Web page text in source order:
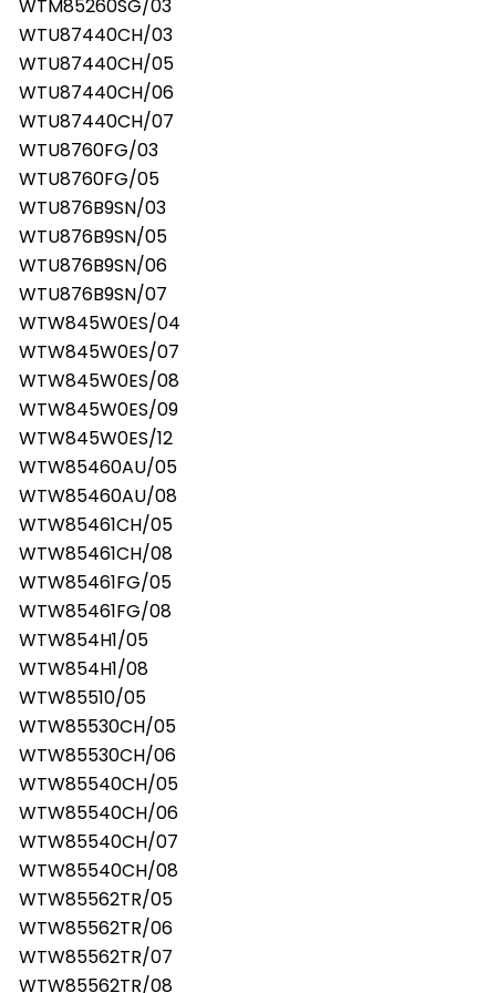
WTM85260SG/03
WTU87440CH/03
WTU87440CH/05
WTU87440CH/06
WTU87440CH/07
WTU8760FG/03
WTU8760FG/05
WTU876B9SN/03
WTU876B9SN/05
WTU876B9SN/06
WTU876B9SN/07
WTW845W0ES/04
WTW845W0ES/07
WTW845W0ES/08
WTW845W0ES/09
WTW845W0ES/12
WTW85460AU/05
WTW85460AU/08
WTW85461CH/05
WTW85461CH/08
WTW85461FG/05
WTW85461FG/08
WTW854H1/05
WTW854H1/08
WTW85510/05
WTW85530CH/05
WTW85530CH/06
WTW85540CH/05
WTW85540CH/06
WTW85540CH/07
WTW85540CH/08
WTW85562TR/05
WTW85562TR/06
WTW85562TR/07
WTW85562TR/08